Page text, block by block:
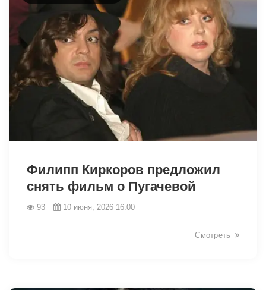
Филипп Киркоров предложил
снять фильм о Пугачевой
93 10 июня, 2026 16:00
Смотреть